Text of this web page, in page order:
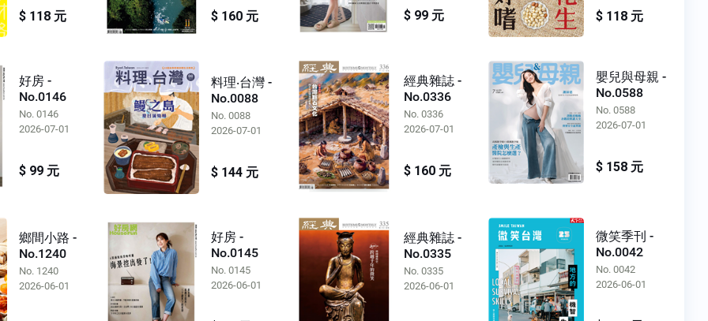
$ 118 元 $ 160 元 $ 99 元 $ 118 元
好房 -
No.0146
No. 0146
2026-07-01
$ 99 元
料理‧台灣 -
No.0088
No. 0088
2026-07-01
$ 144 元
經典雜誌 -
No.0336
No. 0336
2026-07-01
$ 160 元
嬰兒與母親 -
No.0588
No. 0588
2026-07-01
$ 158 元
鄉間小路 -
No.1240
No. 1240
2026-06-01
好房 -
No.0145
No. 0145
2026-06-01
經典雜誌 -
No.0335
No. 0335
2026-06-01
微笑季刊 -
No.0042
No. 0042
2026-06-01